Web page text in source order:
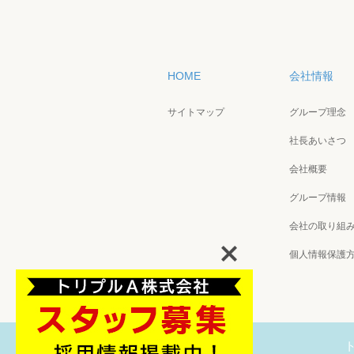
HOME
サイトマップ
会社情報
グループ理念
社長あいさつ
会社概要
グループ情報
会社の取り組
個人情報保護